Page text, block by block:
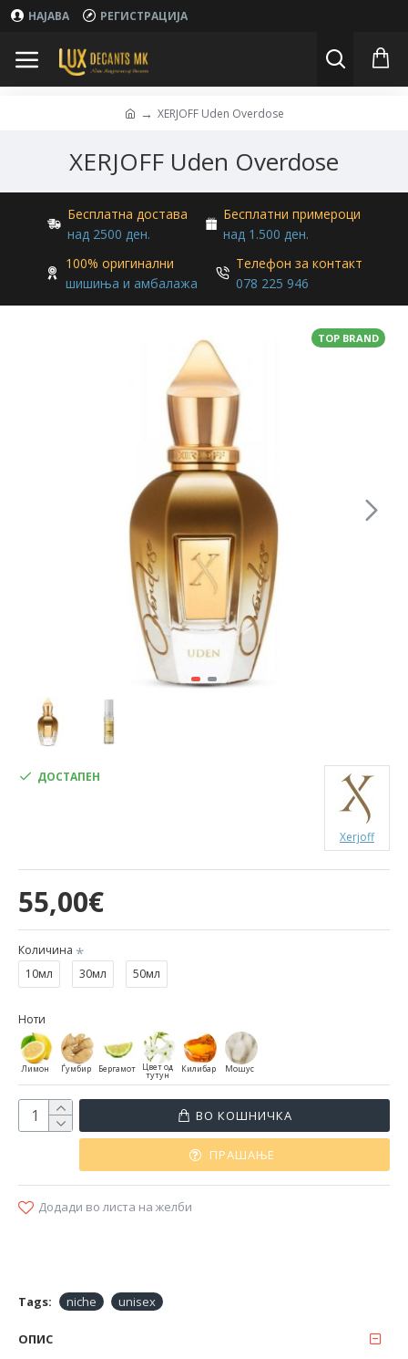
НАЈАВА РЕГИСТРАЦИЈА
XERJOFF Uden Overdose
XERJOFF Uden Overdose
Бесплатна достава
над 2500 ден.
Бесплатни примероци
над 1.500 ден.
100% оригинални
шишиња и амбалажа
Телефон за контакт
078 225 946
TOP BRAND
55,00€
ДОСТАПЕН
Xerjoff
Количина
10мл
30мл 50мл
Ноти
Лимон Ѓумбир Бергамот Цвет од
тутун
Килибар Мошус
ВО КОШНИЧКА
ПРАШАЊЕ
Додади во листа на желби
Tags: niche unisex
ОПИС